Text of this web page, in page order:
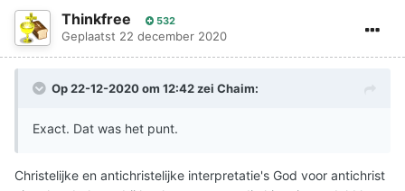
Thinkfree 532
Geplaatst 22 december 2020
Op 22-12-2020 om 12:42 zei Chaim:
Exact. Dat was het punt.
Christelijke en antichristelijke interpretatie's God voor antichrist